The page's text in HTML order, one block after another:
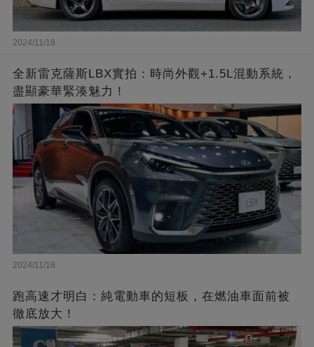
2024/11/18
全新雷克薩斯LBX實拍：時尚外觀+1.5L混動系統，
盡顯豪華緊湊魅力！
2024/11/18
跑高速才明白：純電動車的短板，在燃油車面前被
徹底放大！